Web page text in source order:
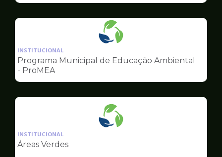
Ilustração
pagina
Meio
INSTITUCIONAL
Programa Municipal de Educação Ambiental
- ProMEA
Ilustração
INSTITUCIONAL
Áreas Verdes